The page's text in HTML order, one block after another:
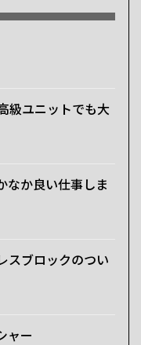
級ユニットでも大
なか良い仕事しま
スブロックのつい
ャー